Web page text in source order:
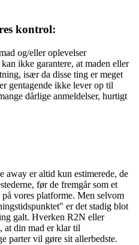
kontrol:
og/eller oplevelser
ikke garantere, at maden eller
især da disse ting er meget
gentagende ikke lever op til
dårlige anmeldelser, hurtigt
away er altid kun estimerede, de
før de fremgår som et
vores platforme. Men selvom
er det stadig blot
galt. Hverken R2N eller
at din mad er klar til
parter vil gøre sit allerbedste.